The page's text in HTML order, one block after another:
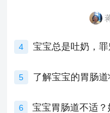
4 宝宝总是吐奶，罪
5 了解宝宝的胃肠
6